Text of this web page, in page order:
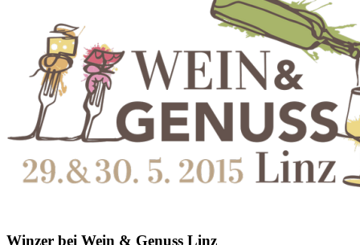
Winzer bei Wein & Genuss Linz